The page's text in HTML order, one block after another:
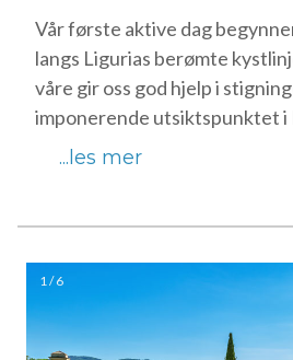
Vår første aktive dag
langs Ligurias berømte
våre gir oss god hjelp i
imponerende utsiktspunktet
...les mer
1 / 6